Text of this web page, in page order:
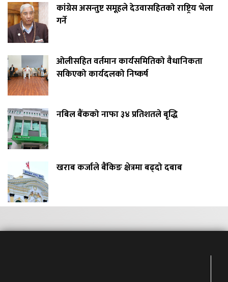
कांग्रेस असन्तुष्ट समूहले देउवासहितको राष्ट्रिय भेला
गर्ने
ओलीसहित वर्तमान कार्यसमितिको वैधानिकता
सकिएको कार्यदलको निष्कर्ष
नबिल बैंकको नाफा ३४ प्रतिशतले बृद्धि
खराब कर्जाले बैंकिङ क्षेत्रमा बढ्दो दबाब